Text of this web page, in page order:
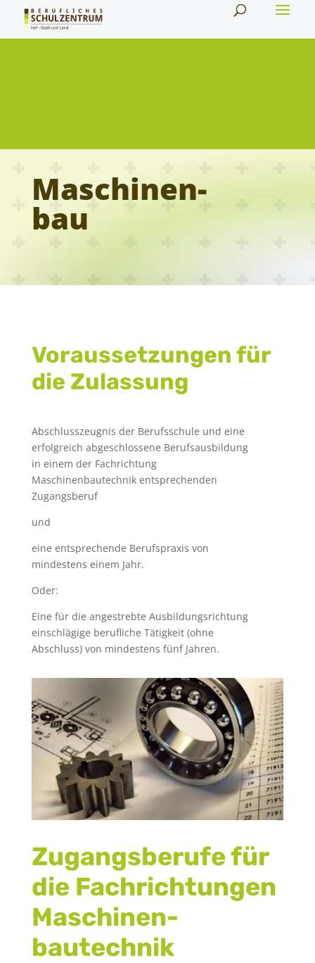
Maschinen
bau
Voraussetzungen für
die Zulassung
Abschlusszeugnis der Berufsschule und eine
erfolgreich abgeschlossene Berufsausbildung
in einem der Fachrichtung
Maschinenbautechnik entsprechenden
Zugangsberuf
und
eine entsprechende Berufspraxis von
mindestens einem Jahr.
Oder:
Eine für die angestrebte Ausbildungsrichtung
einschlägige berufliche Tätigkeit (ohne
Abschluss) von mindestens fünf Jahren.
Zugangsberufe für
die Fachrichtungen
Maschinen
bautechnik